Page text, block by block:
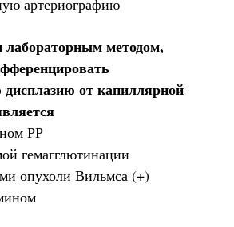
артериографию
методом,
дисплазию от капиллярной
РР
гемагглютинации
опухоли Вильмса (+)